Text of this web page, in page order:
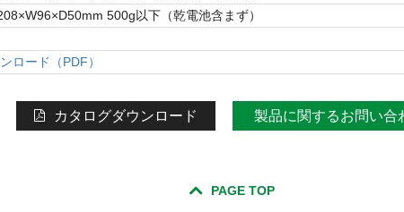
500g以下（乾電池含まず）
ロード（PDF）
カタログダウンロード 製品に関するお問い合
PAGE TOP